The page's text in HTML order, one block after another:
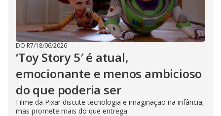
DO R7/18/06/2026
‘Toy Story 5′ é atual,
emocionante e menos ambicioso
do que poderia ser
Filme da Pixar discute tecnologia e imaginação na infância,
mas promete mais do que entrega